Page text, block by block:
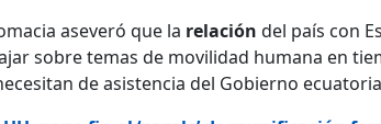
aseveró que la relación del país con
sobre temas de movilidad humana en
de asistencia del Gobierno